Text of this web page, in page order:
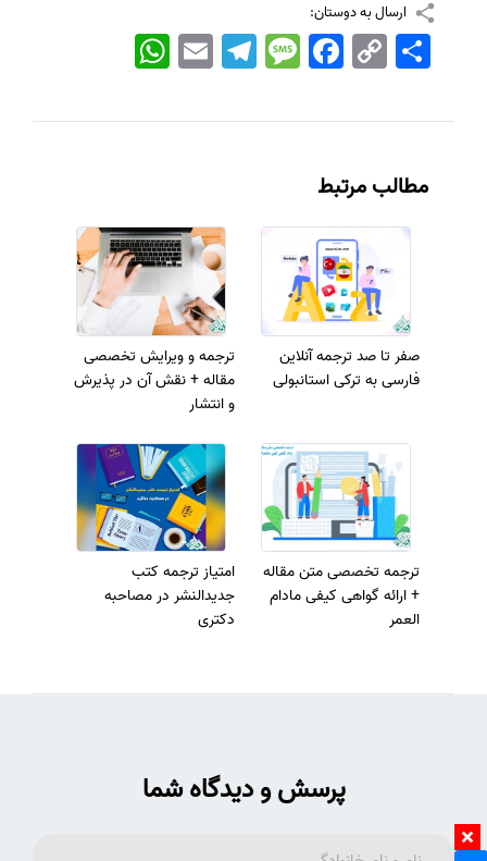
ارسال به دوستان:
WhatsApp EmailTelegramMessageFacebook Copy
Link
اشتراک
مطالب مرتبط
صفر تا صد ترجمه آنلاین
فارسی به ترکی استانبولی
ترجمه و ویرایش تخصصی
مقاله + نقش آن در پذیرش
و انتشار
ترجمه تخصصی متن مقاله
+ ارائه گواهی کیفی مادام
العمر
امتیاز ترجمه کتب
جدیدالنشر در مصاحبه
دکتری
پرسش و دیدگاه شما